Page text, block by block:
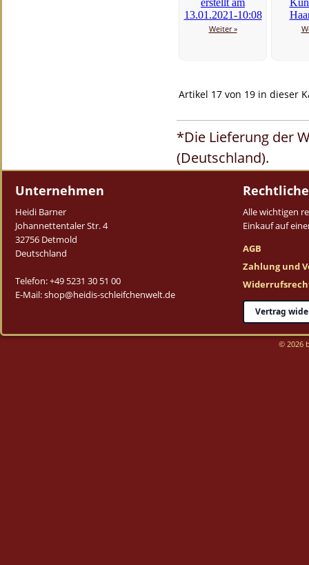
Weiter »
Artikel 17 von 19 in dieser
*Die Lieferung der
(Deutschland).
Unternehmen
Heidi Barner
Johannettentaler Str. 4
32756 Detmold
Deutschland
Telefon: +49 5231 30 51 00
E-Mail: shop@heidis-schleifchenwelt.de
Alle wichtigen
Einkauf auf
AGB
Zahlung und
Vertrag
© 2026